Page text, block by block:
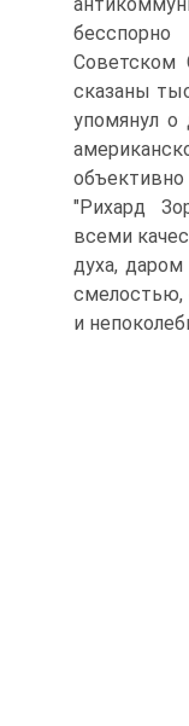
Советском
сказаны
упомянул о
"Рихард
всеми
духа,
смелостью,
и